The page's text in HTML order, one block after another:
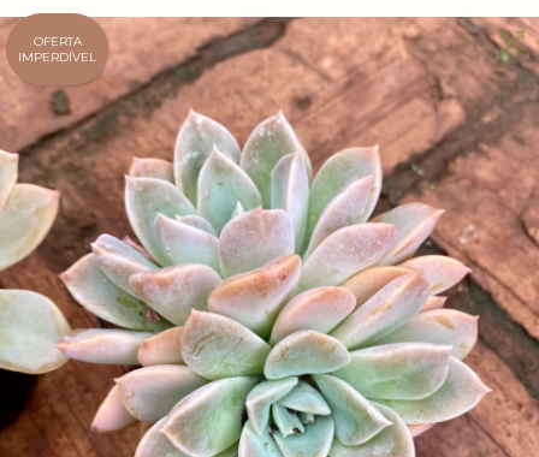
OFERTA
IMPERDÍVEL